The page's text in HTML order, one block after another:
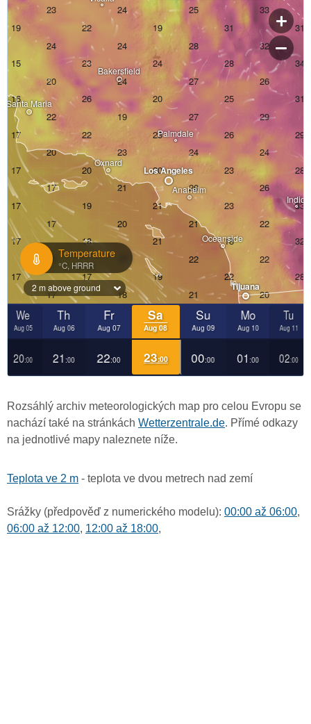
Rozsáhlý archiv meteorologických map pro celou Evropu se
nachází také na stránkách Wetterzentrale.de. Přímé odkazy
na jednotlivé mapy naleznete níže.
Teplota ve 2 m - teplota ve dvou metrech nad zemí
Srážky (předpověď z numerického modelu): 00:00 až 06:00,
06:00 až 12:00, 12:00 až 18:00,